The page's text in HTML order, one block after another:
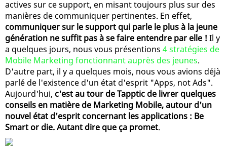
actives sur ce support, en misant toujours plus sur des
manières de communiquer pertinentes. En effet,
communiquer sur le support qui parle le plus à la jeune
génération ne suffit pas à se faire entendre par elle ! Il y
a quelques jours, nous vous présentions 4 stratégies de
Mobile Marketing fonctionnant auprès des jeunes.
D'autre part, il y a quelques mois, nous vous avions déjà
parlé de l'existence d'un état d'esprit "Apps, not Ads".
Aujourd'hui, c'est au tour de Tapptic de livrer quelques
conseils en matière de Marketing Mobile, autour d'un
nouvel état d'esprit concernant les applications : Be
Smart or die. Autant dire que ça promet.